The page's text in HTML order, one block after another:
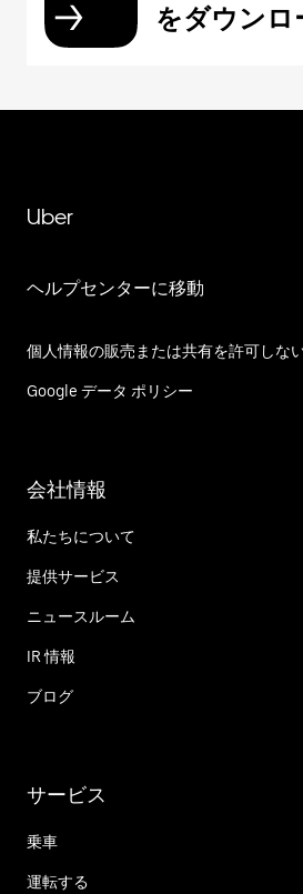
をダウンロ
Uber
ヘルプセンターに移動
個人情報の販売または共有を許可しな
Google データ ポリシー
会社情報
私たちについて
提供サービス
ニュースルーム
IR 情報
ブログ
サービス
乗車
運転する